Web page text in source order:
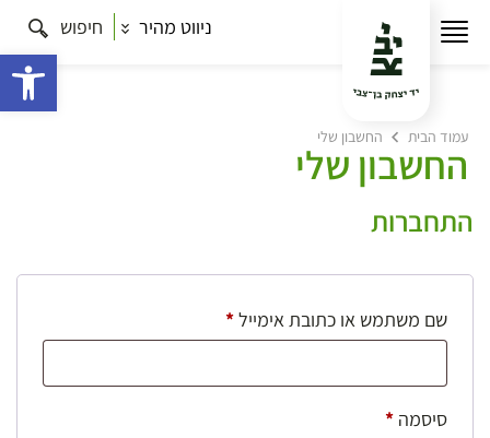
ניווט מהיר חיפוש
עמוד הבית החשבון שלי
החשבון שלי
התחברות
שם משתמש או כתובת אימייל*חובה
סיסמה *חובה